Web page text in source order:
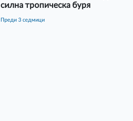
силна тропическа буря
преди 3 седмици